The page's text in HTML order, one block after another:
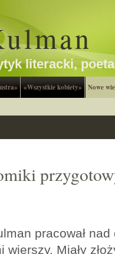
literacki, poeta
«Wszystkie kobiety» Nowe
pracował
Miały